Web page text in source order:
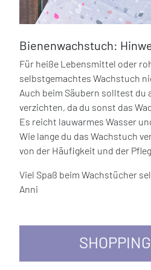
Bienenwachstuch:
Für heiße Lebensmittel oder
selbstgemachtes Wachstuch
Auch beim Säubern solltest du
verzichten, da du sonst das
Es reicht lauwarmes Wasser
Wie lange du das Wachstuch
von der Häufigkeit und der
Viel Spaß beim Wachstücher
Anni